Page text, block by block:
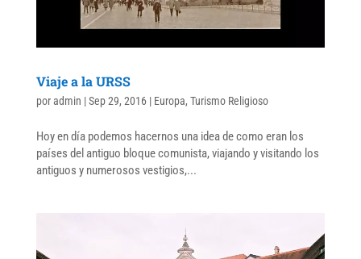
Viaje a la URSS
poradmin |Sep 29, 2016| Europa, Turismo Religioso
Hoy en día podemos hacernos una idea de como eran los
países del antiguo bloque comunista, viajando y visitando los
antiguos y numerosos vestigios,...